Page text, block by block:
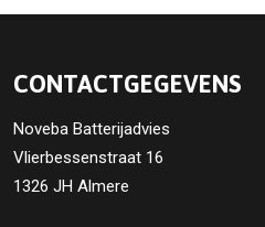
CONTACTGEGEVENS
Noveba Batterijadvies
Vlierbessenstraat 16
1326 JH Almere